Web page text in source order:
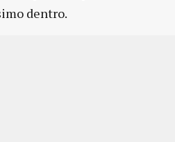
dentro.